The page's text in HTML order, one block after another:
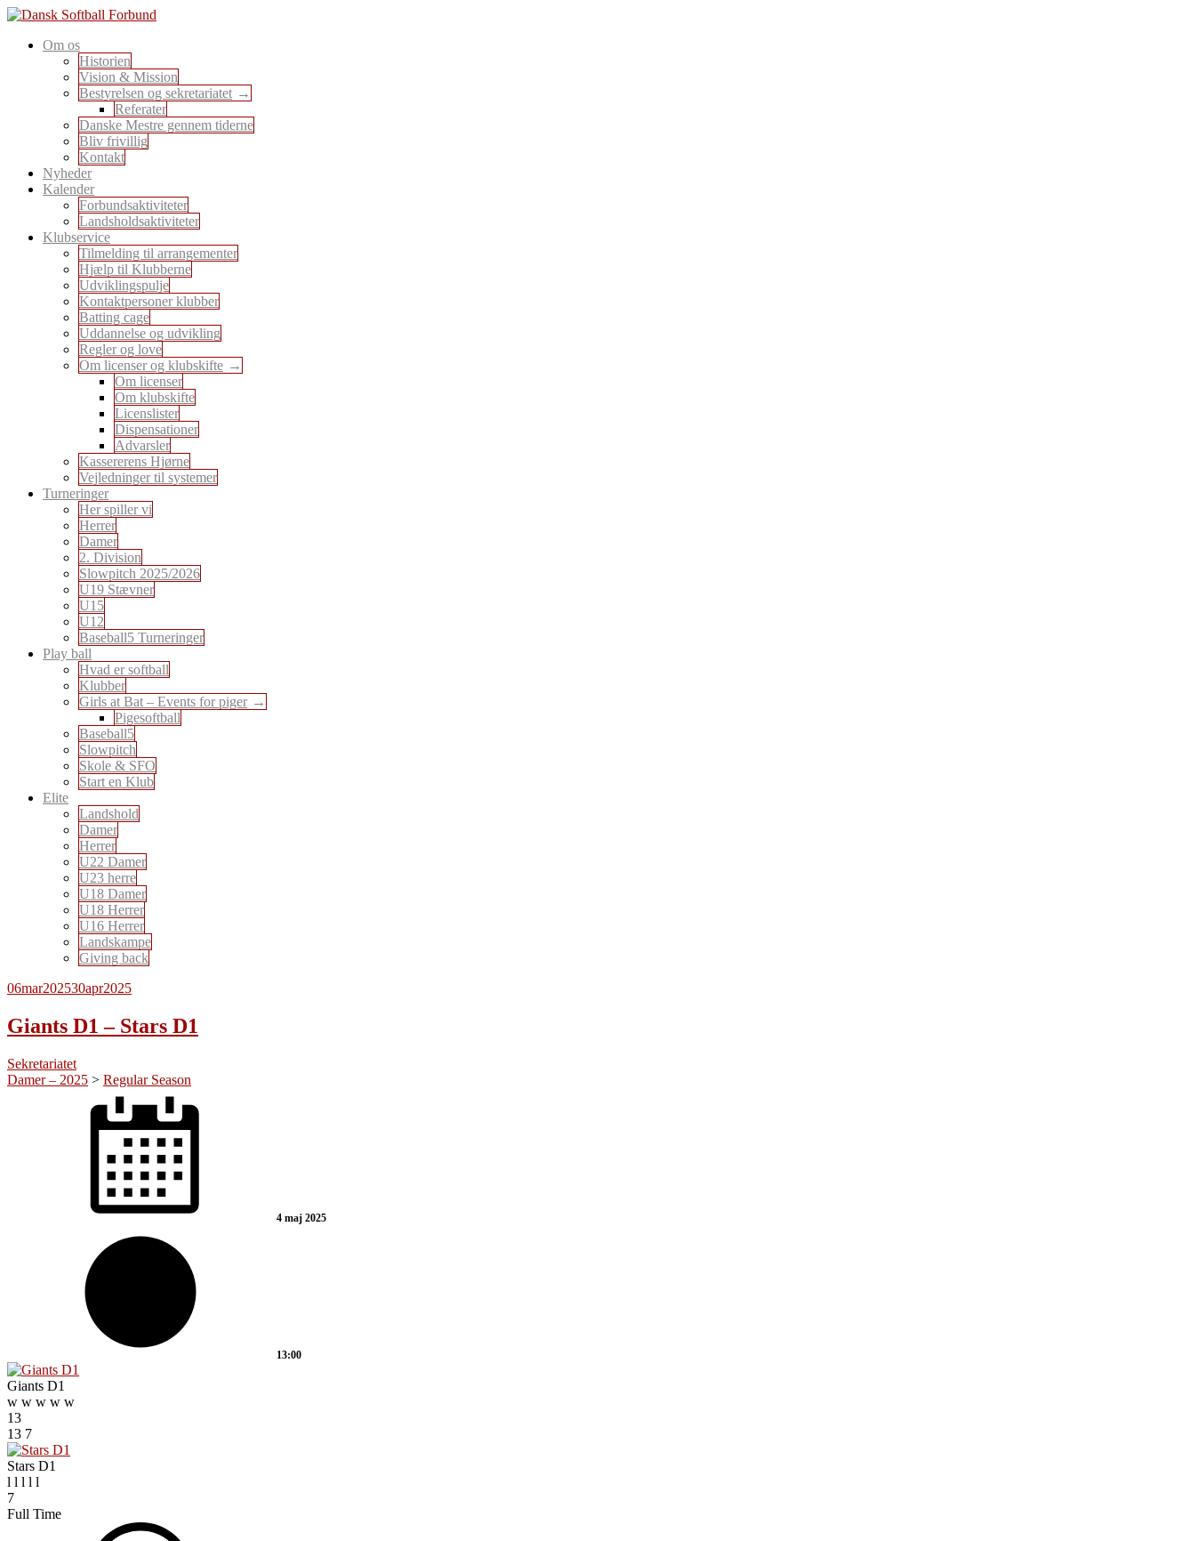
Skip
content
Dansk Softball Forbund
En sport for alle
Om os
Historien
Vision & Mission
Bestyrelsen og sekretariatet
Referater
Danske Mestre gennem tiderne
Bliv frivillig
Kontakt
Nyheder
Kalender
Forbundsaktiviteter
Landsholdsaktiviteter
Klubservice
Tilmelding til arrangementer
Hjælp til Klubberne
Udviklingspulje
Kontaktpersoner klubber
Batting cage
Uddannelse og udvikling
Regler og love
Om licenser og klubskifte
Om licenser
Om klubskifte
Licenslister
Dispensationer
Advarsler
Kassererens Hjørne
Vejledninger til systemer
Turneringer
Her spiller vi
Herrer
Damer
2. Division
Slowpitch 2025/2026
U19 Stævner
U15
U12
Baseball5 Turneringer
Play ball
Hvad er softball
Klubber
Girls at Bat – Events for piger
Pigesoftball
Baseball5
Slowpitch
Skole & SFO
Start en Klub
Elite
Landshold
Damer
Herrer
U22 Damer
U23 herre
U18 Damer
U18 Herrer
U16 Herrer
Landskampe
Giving back
06mar202530apr2025
Giants D1 – Stars D1
Sekretariatet
Damer – 2025 > Regular Season
4 maj 2025
13:00
Giants D1
w w w w w
13
13 7
Stars D1
l l l l l
7
Full Time